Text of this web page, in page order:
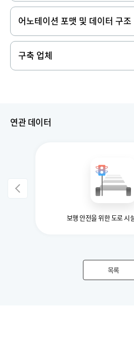
어노테이션 포맷 및 데이터 구조
구축 업체
연관 데이터
보행 안전을 위한 도로 시
목록